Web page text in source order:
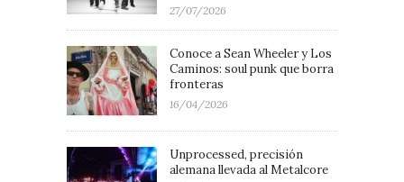
27/07/2026
Conoce a Sean Wheeler y Los
Caminos: soul punk que borra
fronteras
16/04/2026
Unprocessed, precisión
alemana llevada al Metalcore